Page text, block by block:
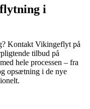
i
Kontakt Vikingeflyt på
tilbud på
hele processen – fra
opsætning i de nye